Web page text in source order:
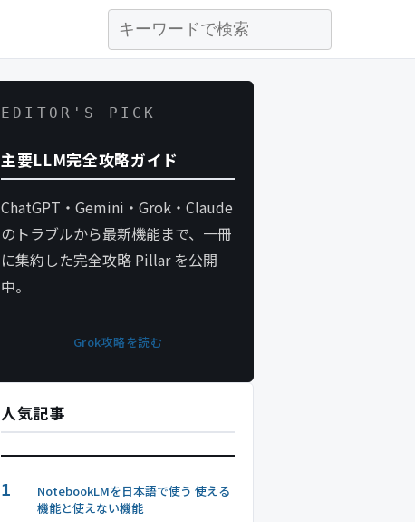
EDITOR'S PICK
主要LLM完全攻略ガイド
ChatGPT・Gemini・Grok・Claude
のトラブルから最新機能まで、一冊
に集約した完全攻略 Pillar を公開
中。
Grok攻略を読む
人気記事
1
NotebookLMを日本語で使う 使える
機能と使えない機能